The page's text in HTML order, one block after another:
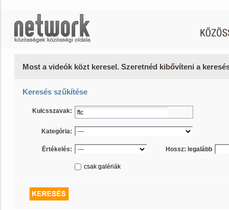
Most a videók közt keresel. Szeretnéd kibővíteni a
Keresés szűkítése
Kulcsszavak:
Kategória:
Értékelés: Hossz: legalább
csak galériák